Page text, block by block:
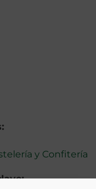
y Confitería